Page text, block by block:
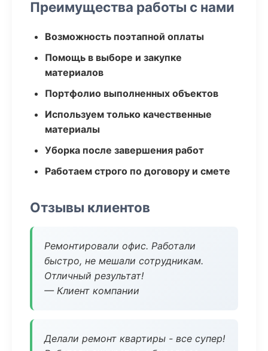
Преимущества работы с нами
Возможность поэтапной оплаты
Помощь в выборе и закупке
материалов
Портфолио выполненных объектов
Используем только качественные
материалы
Уборка после завершения работ
Работаем строго по договору и смете
Отзывы клиентов
Ремонтировали офис. Работали
быстро, не мешали сотрудникам.
Отличный результат!
— Клиент компании
Делали ремонт квартиры - все супер!